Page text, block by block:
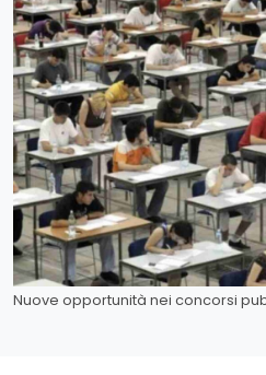
Nuove opportunità nei concorsi